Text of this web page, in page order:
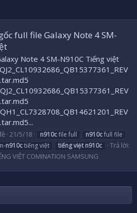
full file Galaxy Note 4 SM-
Note 4 SM-N910C Tiếng việt
21/5/18 n910cfile full n910cfull file
n910ctiếng việt tiếngviệt n910c
Trả lời:
VIỆT COMINATION SAMSUNG